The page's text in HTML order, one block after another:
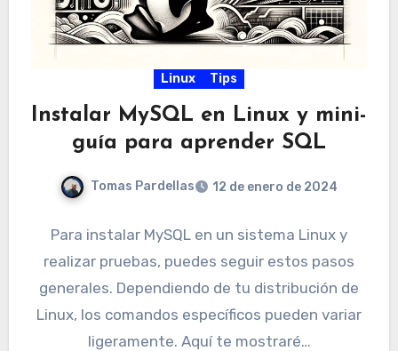
Linux Tips
Instalar MySQL en Linux y mini-
guía para aprender SQL
Tomas Pardellas 12 de enero de 2024
Para instalar MySQL en un sistema Linux y
realizar pruebas, puedes seguir estos pasos
generales. Dependiendo de tu distribución de
Linux, los comandos específicos pueden variar
ligeramente. Aquí te mostraré…